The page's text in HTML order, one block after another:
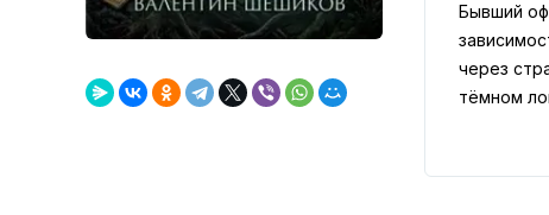
Бывший
через
тёмном